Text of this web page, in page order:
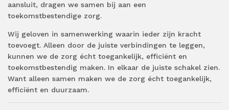
aansluit, dragen we samen bij aan een
toekomstbestendige zorg.
Wij geloven in samenwerking waarin ieder zijn kracht
toevoegt. Alleen door de juiste verbindingen te leggen,
kunnen we de zorg écht toegankelijk, efficiënt en
toekomstbestendig maken. In elkaar de juiste schakel zien.
Want alleen samen maken we de zorg écht toegankelijk,
efficiënt en duurzaam.